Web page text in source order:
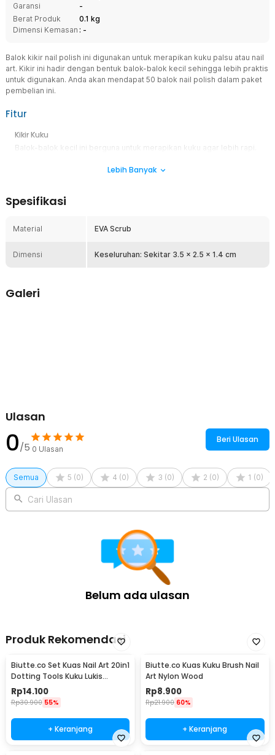
Garansi
-
Berat Produk
0.1 kg
Dimensi Kemasan : -
Balok kikir nail polish ini digunakan untuk merapikan kuku palsu atau nail
art. Kikir ini hadir dengan bentuk balok-balok kecil sehingga lebih praktis
untuk digunakan. Anda akan mendapat 50 balok nail polish dalam paket
pembelian ini.
Fitur
Kikir Kuku
Balok-balok kecil ini berguna untuk merapikan kuku agar lebih rapi.
jumlah 50 PCS dalam sekali pembelian sehingga dapat digunakan
Ukuran Minimalis
tetap dapat memoles kuku di mana pun Anda butuhkan.
Lebih Banyak
Spesifikasi
Material EVA Scrub
Dimensi Keseluruhan: Sekitar 3.5 x 2.5 x 1.4 cm
Galeri
Ulasan
0/5 0 Ulasan
Beri Ulasan
Semua 5 (0) 4 (0) 3 (0) 2 (0) 1 (0)
Cari Ulasan
Belum ada ulasan
Produk Rekomendasi
Biutte.co Set Kuas Nail Art 20in1
Dotting Tools Kuku Lukis
Profesional - X-19
Rp14.100
Rp30.900 55%
+ Keranjang
Biutte.co Kuas Kuku Brush Nail
Art Nylon Wood
Rp8.900
Rp21.900 60%
+ Keranjang